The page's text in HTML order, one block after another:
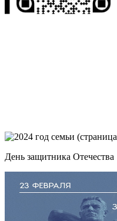
День защитника Отечества